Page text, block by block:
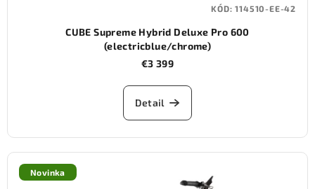
CUBE Supreme Hybrid Deluxe Pro 600
(electricblue/chrome)
€3 399
Detail
KÓD:114510-EE-42
Novinka